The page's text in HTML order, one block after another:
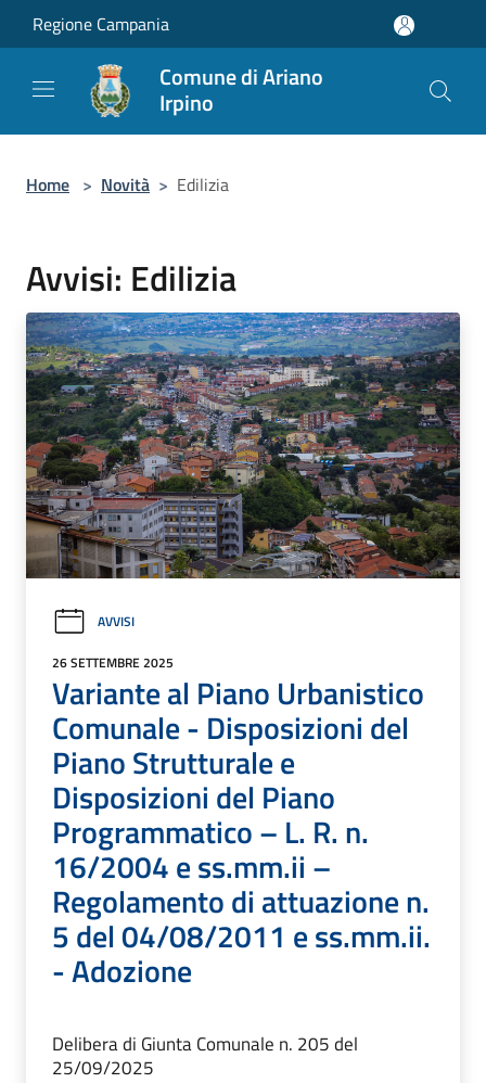
Salta al contenuto principale
Regione Campania
Comune di Ariano
Irpino
Home > Novità > Edilizia
Avvisi: Edilizia
AVVISI
26 SETTEMBRE 2025
Variante al Piano Urbanistico
Comunale - Disposizioni del
Piano Strutturale e
Disposizioni del Piano
Programmatico – L. R. n.
16/2004 e ss.mm.ii –
Regolamento di attuazione n.
5 del 04/08/2011 e ss.mm.ii.
- Adozione
Delibera di Giunta Comunale n. 205 del
25/09/2025